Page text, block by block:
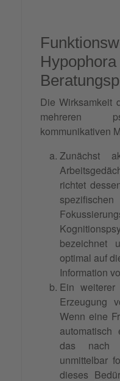
Die Wirksamkeit
mehreren
kommunikativen
Zunächst
richtet
bezeichnet
optimal auf
Information
Ein
Erzeugung
Wenn eine
automatisch
das nach
unmittelbar
dieses